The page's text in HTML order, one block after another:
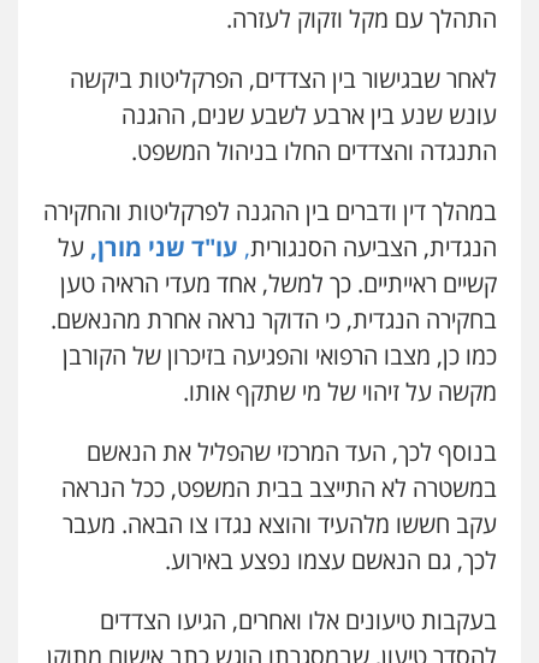
התהלך עם מקל וזקוק לעזרה.
לאחר שבגישור בין הצדדים, הפרקליטות ביקשה
עונש שנע בין ארבע לשבע שנים, ההגנה
התנגדה והצדדים החלו בניהול המשפט.
במהלך דין ודברים בין ההגנה לפרקליטות והחקירה
הנגדית, הצביעה הסנגורית, עו"ד שני מורן, על
קשיים ראייתיים. כך למשל, אחד מעדי הראיה טען
בחקירה הנגדית, כי הדוקר נראה אחרת מהנאשם.
כמו כן, מצבו הרפואי והפגיעה בזיכרון של הקורבן
מקשה על זיהוי של מי שתקף אותו.
בנוסף לכך, העד המרכזי שהפליל את הנאשם
במשטרה לא התייצב בבית המשפט, ככל הנראה
עקב חששו מלהעיד והוצא נגדו צו הבאה. מעבר
לכך, גם הנאשם עצמו נפצע באירוע.
בעקבות טיעונים אלו ואחרים, הגיעו הצדדים
להסדר טיעון, שבמסגרתו הוגש כתב אישום מתוקן
עו"ד אייל אביטל
0544712201